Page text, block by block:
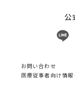
公
お問い合わせ
医療従事者向け情報